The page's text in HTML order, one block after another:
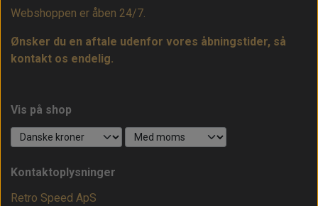
Webshoppen er åben 24/7.
Ønsker du en aftale udenfor vores åbningstider, så
kontakt os endelig.
Vis på shop
Kontaktoplysninger
Retro Speed ApS